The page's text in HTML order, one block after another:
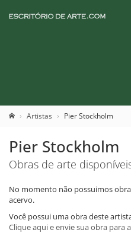
Artistas Pier Stockholm
Pier Stockholm
Obras de arte
No momento não possuimos
acervo.
Você possui uma obra deste
Clique aqui e envie sua obra para